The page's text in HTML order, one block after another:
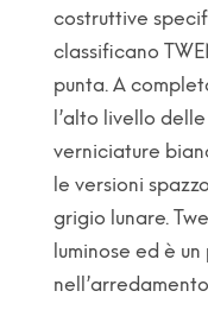
costruttive
classificano
punta. A
l’alto livello
verniciature
le versioni
grigio lunare.
luminose ed è